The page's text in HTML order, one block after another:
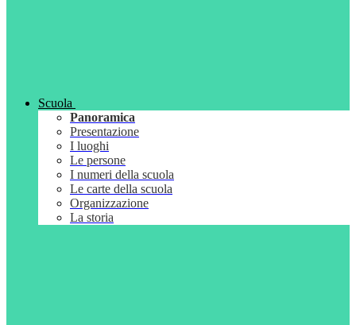
Scuola
Panoramica
Presentazione
I luoghi
Le persone
I numeri della scuola
Le carte della scuola
Organizzazione
La storia